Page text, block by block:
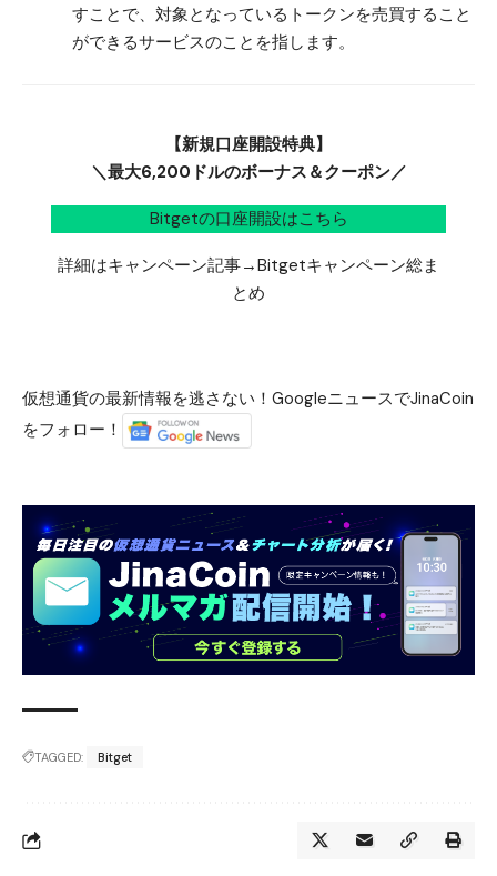
すことで、対象となっているトークンを売買すること
ができるサービスのことを指します。
【新規口座開設特典】
＼最大6,200ドルのボーナス＆クーポン／
Bitgetの口座開設はこちら
詳細はキャンペーン記事→Bitgetキャンペーン総ま
とめ
仮想通貨の最新情報を逃さない！GoogleニュースでJinaCoin
をフォロー！
TAGGED: Bitget